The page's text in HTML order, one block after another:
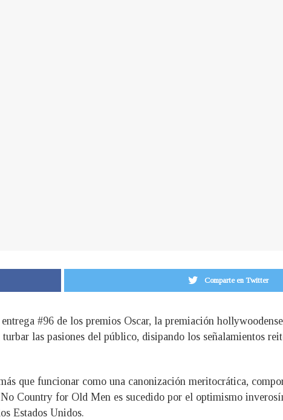
Comparte en Twitter
#96 de los premios Oscar, la premiación
las pasiones del público, disipando los señalamientos
que funcionar como una canonización meritocrática,
Country for Old Men es sucedido por el optimismo
Estados Unidos.